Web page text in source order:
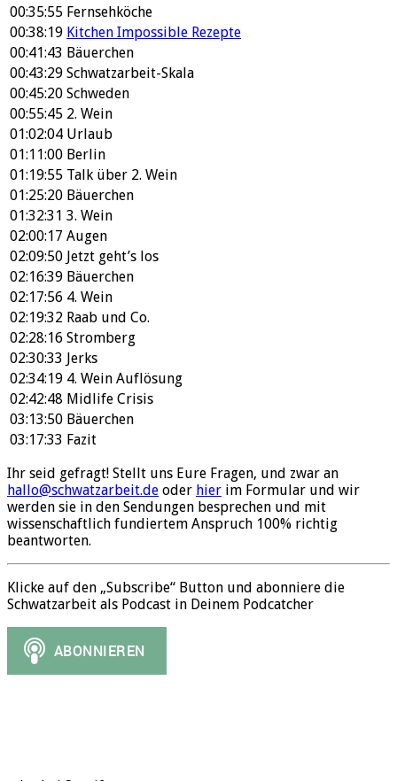
00:35:55 Fernsehköche
00:38:19 Kitchen Impossible Rezepte
00:41:43 Bäuerchen
00:43:29 Schwatzarbeit-Skala
00:45:20 Schweden
00:55:45 2. Wein
01:02:04 Urlaub
01:11:00 Berlin
01:19:55 Talk über 2. Wein
01:25:20 Bäuerchen
01:32:31 3. Wein
02:00:17 Augen
02:09:50 Jetzt geht’s los
02:16:39 Bäuerchen
02:17:56 4. Wein
02:19:32 Raab und Co.
02:28:16 Stromberg
02:30:33 Jerks
02:34:19 4. Wein Auflösung
02:42:48 Midlife Crisis
03:13:50 Bäuerchen
03:17:33 Fazit
Ihr seid gefragt! Stellt uns Eure Fragen, und zwar an
hallo@schwatzarbeit.de oder hier im Formular und wir
werden sie in den Sendungen besprechen und mit
wissenschaftlich fundiertem Anspruch 100% richtig
beantworten.
Klicke auf den „Subscribe“ Button und abonniere die
Schwatzarbeit als Podcast in Deinem Podcatcher